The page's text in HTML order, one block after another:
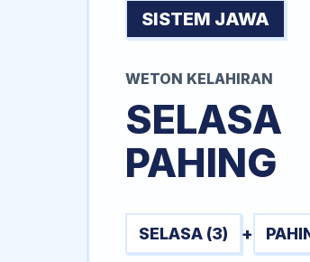
SISTEM JAWA
WETON KELAHIRAN
SELASA
PAHING
SELASA (3) +